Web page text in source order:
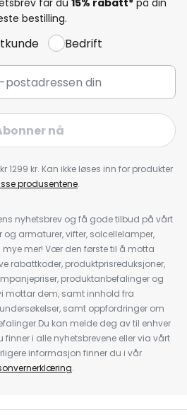
bestilling.
Bedrift
nå
1299 kr. Kan ikke løses inn for produkter
produsentene.
nyhetsbrev og få gode tilbud på vårt
armaturer, vifter, solcellelamper,
mer! Vær den første til å motta
rabattkoder, produktprisreduksjoner,
produktanbefalinger og
mottar dem, samt innhold fra
samt oppfordringer om
kan melde deg av til enhver
i alle nyhetsbrevene eller via vårt
informasjon finner du i vår
.